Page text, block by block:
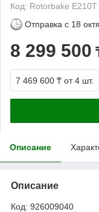
Код: Rotorbake
Отправка с 18
8 299 500
7 469 600 ₸ от 4 шт.
Описание
Описание
Код: 926009040